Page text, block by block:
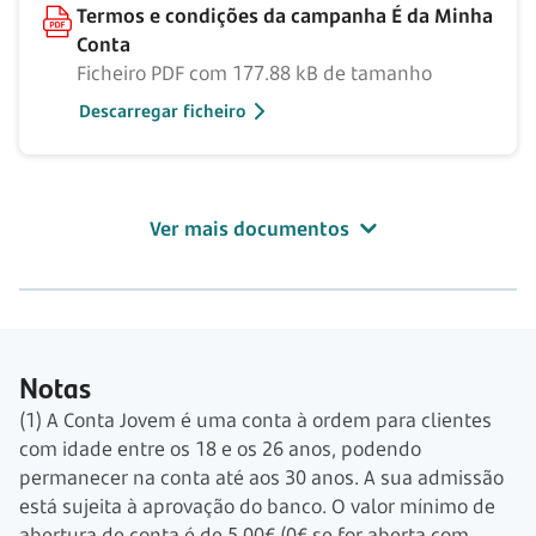
Termos e condições da campanha É da Minha
Conta
Ficheiro PDF com 177.88 kB de tamanho
Descarregar ficheiro
Ver mais documentos
Notas
(1) A Conta Jovem é uma conta à ordem para clientes
com idade entre os 18 e os 26 anos, podendo
permanecer na conta até aos 30 anos. A sua admissão
está sujeita à aprovação do banco. O valor mínimo de